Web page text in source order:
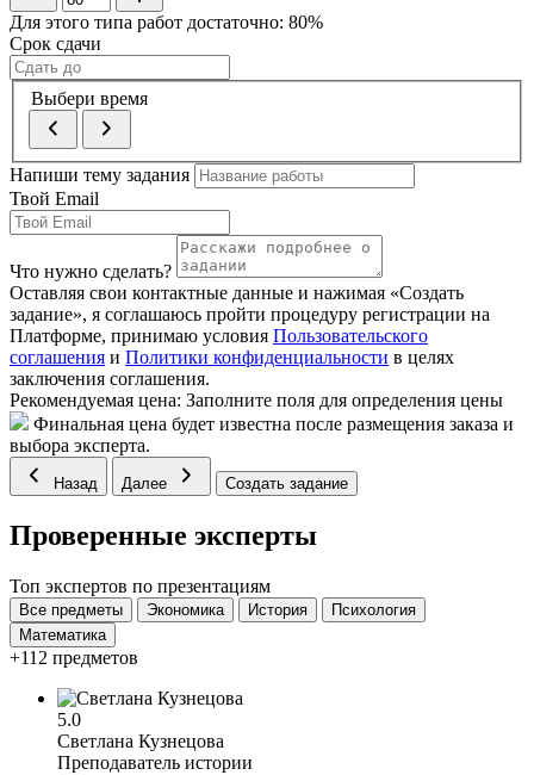
Для этого типа работ достаточно: 80%
Срок сдачи
Выбери время
Напиши тему задания
Твой Email
Что нужно сделать?
Оставляя свои контактные данные и нажимая «Создать
задание», я соглашаюсь пройти процедуру регистрации на
Платформе, принимаю условия Пользовательского
соглашения и Политики конфиденциальности в целях
заключения соглашения.
Рекомендуемая цена: Заполните поля для определения цены
Финальная цена будет известна после размещения заказа и
выбора эксперта.
Назад Далее Создать задание
Проверенные эксперты
Топ экспертов по презентациям
Все предметы Экономика История
Психология
Математика
+112 предметов
5.0
Светлана Кузнецова
Преподаватель истории